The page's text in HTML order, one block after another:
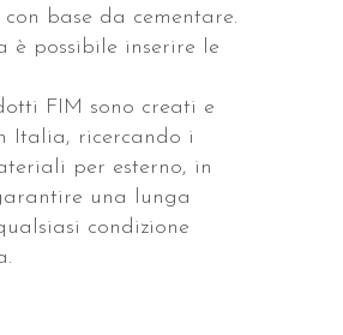
base da cementare.
è possibile inserire le
FIM sono creati e
Italia, ricercando i
per esterno, in
una lunga
condizione